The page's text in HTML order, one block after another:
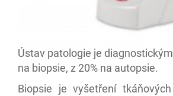
Ústav patologie je
na biopsie, z 20% na autopsie.
Biopsie je vyšetření